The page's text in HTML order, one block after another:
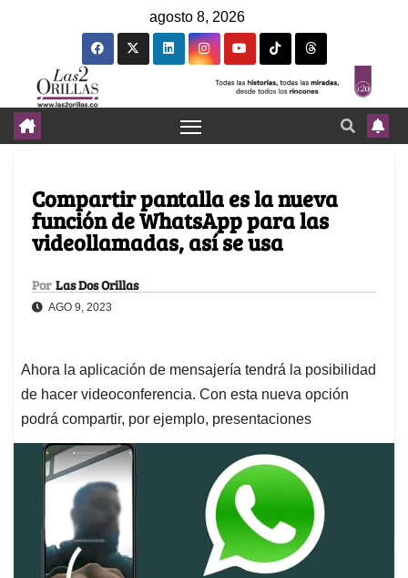
agosto 8, 2026
Compartir pantalla es la nueva
función de WhatsApp para las
videollamadas, así se usa
Por Las Dos Orillas
AGO 9, 2023
Ahora la aplicación de mensajería tendrá la posibilidad
de hacer videoconferencia. Con esta nueva opción
podrá compartir, por ejemplo, presentaciones